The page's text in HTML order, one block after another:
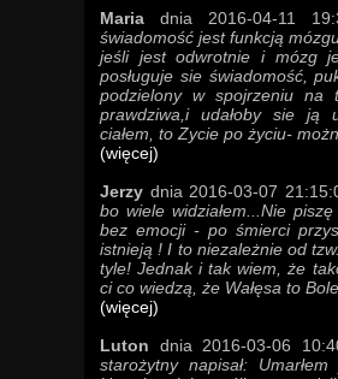
Maria dnia 2016-04-11
świadomość jest funkcją
jeśli jest odwrotnie i mózg
posługuje sie świadomość,
podzielony w spojrzeniu na
prawdziwa,i udałoby sie ją
ciałem, to Zycie po życiu-
(więcej)
Jerzy dnia 2016-03-07
bo wiele widziałem...Nie
bez emocji - po śmierci
istnieją ! I to niezależnie od
tyle! Jednak i tak wiem, że
ci co wiedzą, że Wałęsa to
(więcej)
Luton dnia 2016-03-06
starożytny napisał: